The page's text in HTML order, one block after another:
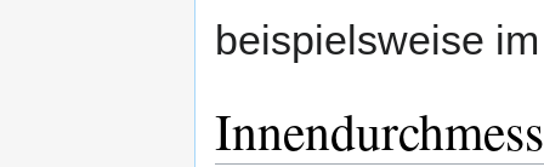
beispielsweise